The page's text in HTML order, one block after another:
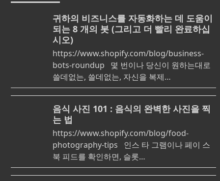
귀하의 비즈니스를 자동화하는 데 도움이
되는 8 개의 봇 (그리고 더 빨리 완료하십
시오)
https://www.shopify.com/blog/business-
bots-roundup 몇 번이나 당신이 원하는대로
쓸데없는, 쓸데없는, 자신을 복제…
음식 사진 101 : 음식의 완벽한 사진을 찍
는 법
https://www.shopify.com/blog/food-
photography-tips 인스 타 그램이나 페이 스
북 피드를 확인하면, 슬롯…